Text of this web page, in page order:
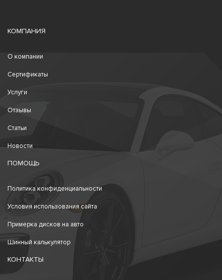
КОМПАНИЯ
О компании
Сертификаты
Услуги
Отзывы
Статьи
Новости
ПОМОЩЬ
Политика конфиденциальности
Условия использования сайта
Примерка дисков на авто
Шинный калькулятор
КОНТАКТЫ